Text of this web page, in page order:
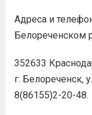
Адреса и
Белореченском
352633
г.
8(86155)2-20-48.